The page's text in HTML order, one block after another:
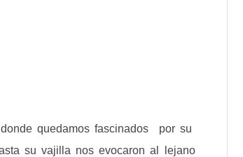
quedamos fascinados por su
su vajilla nos evocaron al lejano